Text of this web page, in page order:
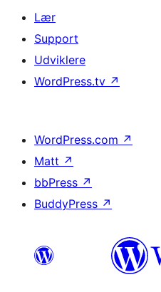
Lær
Support
Udviklere
WordPress.tv ↗
WordPress.com ↗
Matt ↗
bbPress ↗
BuddyPress ↗